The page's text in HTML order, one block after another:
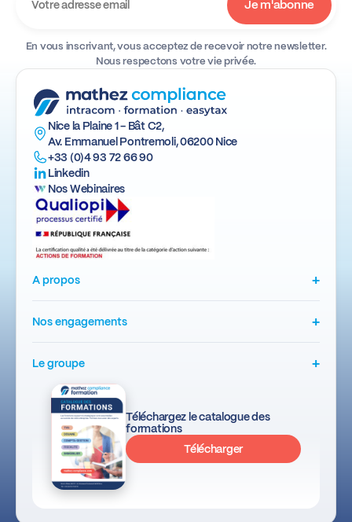
En vous inscrivant, vous acceptez de recevoir notre newsletter.
Nous respectons votre vie privée.
Nice la Plaine 1 - Bât C2,
Av. Emmanuel Pontremoli, 06200 Nice
+33 (0)4 93 72 66 90
Linkedin
Nos Webinaires
A propos +
Nos engagements +
Le groupe +
Téléchargez le catalogue des
formations
Télécharger